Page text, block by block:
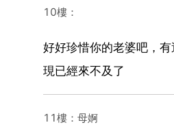
10樓：
好好珍惜你的老婆吧，
現已經來不及了
11樓：母婀